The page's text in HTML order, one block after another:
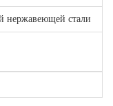
нержавеющей стали